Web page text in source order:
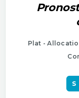
Plat -
S